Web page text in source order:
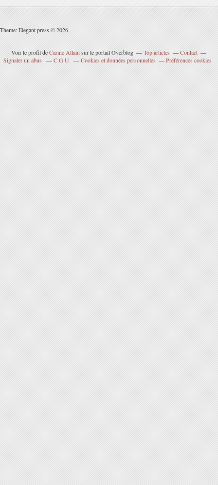
Theme: Elegant press © 2026
Voir le profil deCarine Allain sur le portail Overblog Top articles
Contact
Signaler un abus
C.G.U. Cookies et données personnelles Préférences cookies